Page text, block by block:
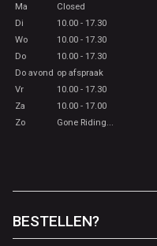
Ma
Closed
Di
10.00 - 17.30
Wo
10.00 - 17.30
Do
10.00 - 17.30
Do avond op afspraak
Vr
10.00 - 17.30
Za
10.00 - 17.00
Zo
Gone Riding...
BESTELLEN?